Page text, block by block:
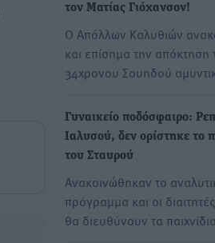
τον Ματίας Γιόχανσον!
Ο Απόλλων Καλυθιών
και επίσημα την απόκτηση
34χρονου Σουηδού
Γυναικείο ποδόσφαιρο:
Ιαλυσού, δεν ορίστηκε το
του Σταυρού
Ανακοινώθηκαν το
πρόγραμμα και οι
θα διευθύνουν τα